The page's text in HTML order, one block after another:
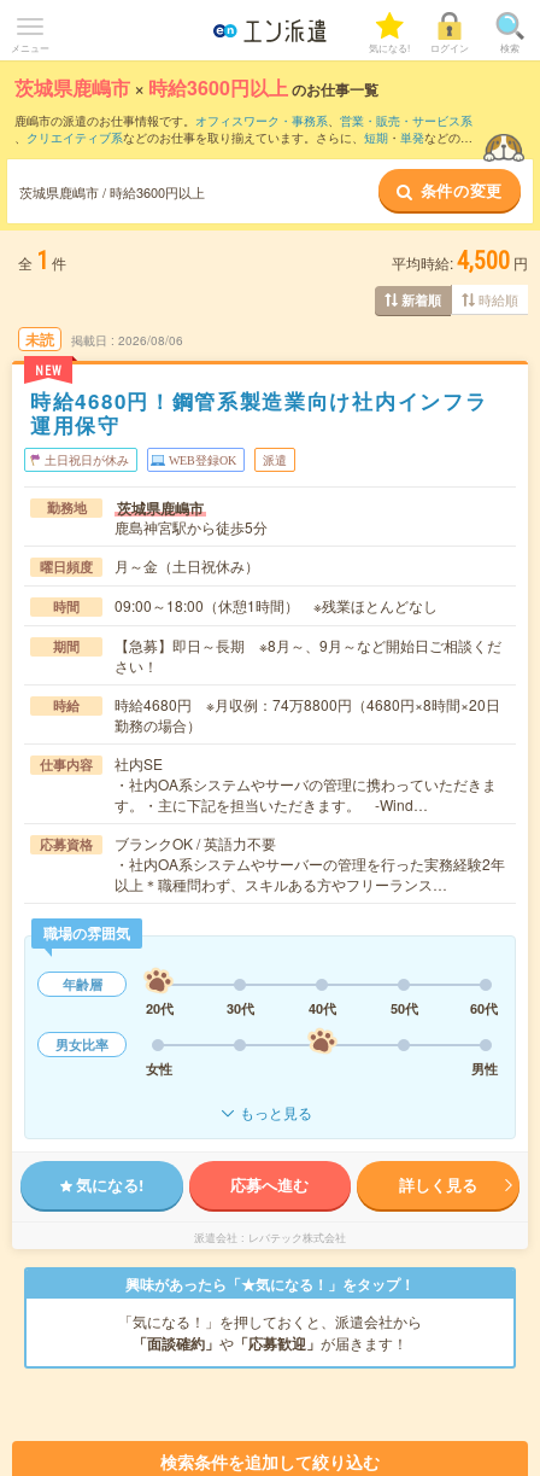
メニュー 気になる! ログイン 検索
茨城県鹿嶋市 × 時給3600円以上のお仕事一覧
鹿嶋市の派遣のお仕事情報です。 オフィスワーク・事務系、 営業・販売・サービス系
、 クリエイティブ系などのお仕事を取り揃えています。さらに、 短期 ・ 単発などの期
茨城県鹿嶋市 / 時給3600円以上 条件の変更
全 1 件 平均時給:4,500 円
新着順 時給順
未読
NEW
掲載日 2026/08/06
時給4680円！鋼管系製造業向け社内インフラ
運用保守
土日祝日が休み WEB登録OK 派遣
勤務地 茨城県鹿嶋市
鹿島神宮駅から徒歩5分
曜日頻度 月～金（土日祝休み）
時間 09:00～18:00（休憩1時間） ※残業ほとんどなし
期間
【急募】即日～長期 ※8月～、9月～など開始日ご相談くだ
さい！
時給
時給4680円 ※月収例：74万8800円（4680円×8時間×20日
勤務の場合）
仕事内容
社内SE
・社内OA系システムやサーバの管理に携わっていただきま
す。・主に下記を担当いただきます。 -Wind…
応募資格
ブランクOK / 英語力不要
・社内OA系システムやサーバーの管理を行った実務経験2年
以上＊職種問わず、スキルある方やフリーランス…
職場の雰囲気
年齢層
20代
30代 40代 50代
60代
男女比率
女性
男性
もっと見る
気になる! 応募へ進む 詳しく見る
派遣会社 レバテック株式会社
興味があったら「★気になる！」をタップ！
「気になる！」を押しておくと、派遣会社から
「面談確約」 や 「応募歓迎」 が届きます！
検索条件を追加して絞り込む